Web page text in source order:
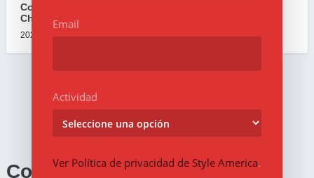
Colección Gucci x Mickey Mouse por año nuevo
Chino
2020-01-14
Comentar
Email
Actividad
Ver Política de privacidad de Style America.